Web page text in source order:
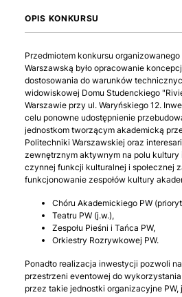
OPIS KONKURSU
Przedmiotem konkursu
Warszawską było opracowanie
dostosowania do warunków
widowiskowej Domu Studenckiego
Warszawie przy ul. Waryńskiego 12.
celu ponowne udostępnienie
jednostkom tworzącym akademicką
Politechniki Warszawskiej oraz
zewnętrznym aktywnym na polu
czynnej funkcji kulturalnej i społecznej
funkcjonowanie zespołów kultury
Chóru Akademickiego PW
Teatru PW (j.w.),
Zespołu Pieśni i Tańca PW,
Orkiestry Rozrywkowej PW.
Ponadto realizacja inwestycji pozwoli
przestrzeni eventowej do
przez takie jednostki organizacyjne